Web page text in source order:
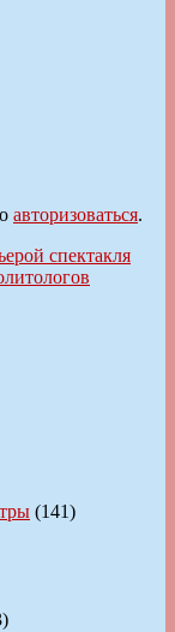
авторизоваться.
спектакля
(141)